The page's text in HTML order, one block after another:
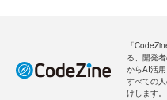
「
る、開発
からAI活
すべての
けします。